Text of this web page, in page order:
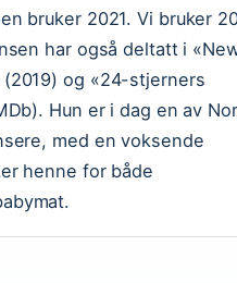
bruker 2021. Vi bruker
har også deltatt i
og «24-stjerners
Hun er i dag en av
med en voksende
henne for både